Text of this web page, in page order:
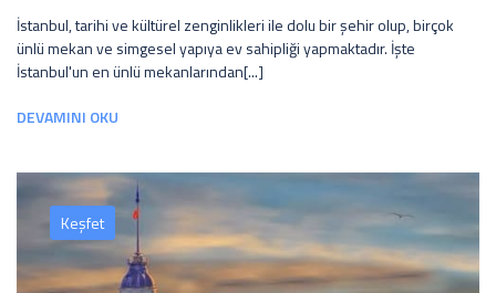
İstanbul, tarihi ve kültürel zenginlikleri ile dolu bir şehir olup, birçok
ünlü mekan ve simgesel yapıya ev sahipliği yapmaktadır. İşte
İstanbul'un en ünlü mekanlarından[...]
DEVAMINI OKU
Keşfet